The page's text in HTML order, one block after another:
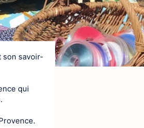
Au coeur d’un parc naturel
Art de vivre
Gastronomie
Terroir
son savoir-
qui